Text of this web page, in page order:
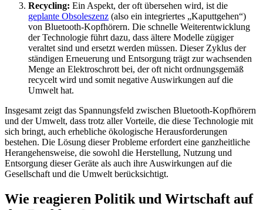
Recycling: Ein Aspekt, der oft übersehen wird, ist die
geplante Obsoleszenz (also ein integriertes „Kaputtgehen“)
von Bluetooth-Kopfhörern. Die schnelle Weiterentwicklung
der Technologie führt dazu, dass ältere Modelle zügiger
veraltet sind und ersetzt werden müssen. Dieser Zyklus der
ständigen Erneuerung und Entsorgung trägt zur wachsenden
Menge an Elektroschrott bei, der oft nicht ordnungsgemäß
recycelt wird und somit negative Auswirkungen auf die
Umwelt hat.
Insgesamt zeigt das Spannungsfeld zwischen Bluetooth-Kopfhörern
und der Umwelt, dass trotz aller Vorteile, die diese Technologie mit
sich bringt, auch erhebliche ökologische Herausforderungen
bestehen. Die Lösung dieser Probleme erfordert eine ganzheitliche
Herangehensweise, die sowohl die Herstellung, Nutzung und
Entsorgung dieser Geräte als auch ihre Auswirkungen auf die
Gesellschaft und die Umwelt berücksichtigt.
Wie reagieren Politik und Wirtschaft auf